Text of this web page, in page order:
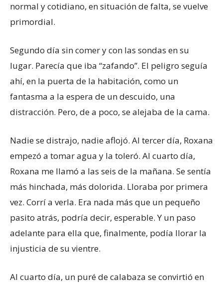
normal y cotidiano, en situación de falta, se vuelve
primordial.
Segundo día sin comer y con las sondas en su
lugar. Parecía que iba “zafando”. El peligro seguía
ahí, en la puerta de la habitación, como un
fantasma a la espera de un descuido, una
distracción. Pero, de a poco, se alejaba de la cama.
Nadie se distrajo, nadie aflojó. Al tercer día, Roxana
empezó a tomar agua y la toleró. Al cuarto día,
Roxana me llamó a las seis de la mañana. Se sentía
más hinchada, más dolorida. Lloraba por primera
vez. Corrí a verla. Era nada más que un pequeño
pasito atrás, podría decir, esperable. Y un paso
adelante para ella que, finalmente, podía llorar la
injusticia de su vientre.
Al cuarto día, un puré de calabaza se convirtió en